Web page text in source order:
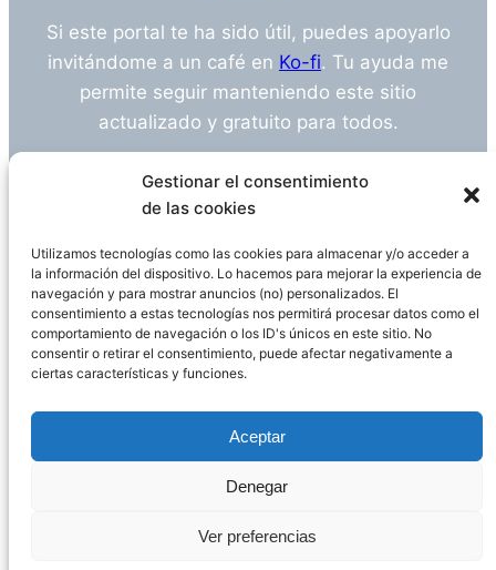
Gestionar el consentimiento
de las cookies
Utilizamos tecnologías como las cookies para almacenar y/o acceder a
la información del dispositivo. Lo hacemos para mejorar la experiencia de
navegación y para mostrar anuncios (no) personalizados. El
consentimiento a estas tecnologías nos permitirá procesar datos como el
comportamiento de navegación o los ID's únicos en este sitio. No
consentir o retirar el consentimiento, puede afectar negativamente a
ciertas características y funciones.
Aceptar
Denegar
Ver preferencias
Si este portal te ha sido útil, puedes apoyarlo
invitándome a un café en Ko-fi. Tu ayuda me
permite seguir manteniendo este sitio
actualizado y gratuito para todos.
¿Tienes alguna duda o sugerencia? Escríbeme
info@empleosanitarioinvestigacion.es
Descargo de Responsabilidad
Declaración de Privacidad Política de cookies
WordPress
Página administrada por Javier Ripoll